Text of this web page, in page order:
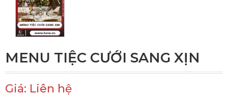
MENU TIỆC CƯỚI SANG XỊN
Giá: Liên hệ